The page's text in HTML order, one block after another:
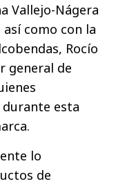
Vallejo-Nágera
como con la
Rocío
general de
esta
lo
de